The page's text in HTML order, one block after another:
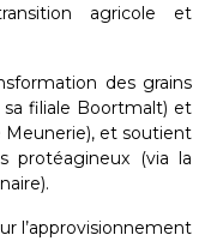
agricole et
des grains
sa filiale Boortmalt) et
Meunerie), et soutient
protéagineux (via la
l’approvisionnement